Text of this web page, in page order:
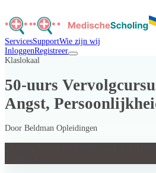
ServicesSupportWie zijn wij
InloggenRegistreer
Klaslokaal
50-uurs
Angst,
Door Beldman Opleidingen